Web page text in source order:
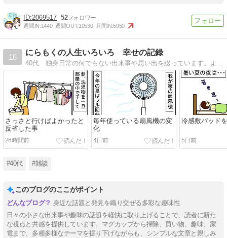
2069517 52
週間IN:1440 週間OUT:10530 月間IN:5950
18
にらもくの人生いろいろ 幸せの記録
さっさと行けばよかったと
反省した事
26時間前
毎年使っている扇風機の変
化
4日前
冷感敷パッド
5日前
#40代 #雑談
このブログのここがポイント
身近な話題と発見を織り交ぜる多彩な趣味性
日々の小さな出来事や趣味の話題を軽快に取り上げることで、読者に新た
な視点と共感を提供しています。マグカップから掃除、買い物、趣味、家
電まで、多種多様なテーマを掘り下げながらも、シンプルな文章と親しみ